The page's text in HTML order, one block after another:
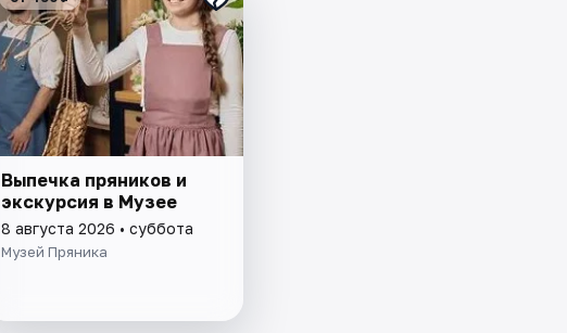
Выпечка пряников и
экскурсия в Музее
8 августа 2026 • суббота
Музей Пряника